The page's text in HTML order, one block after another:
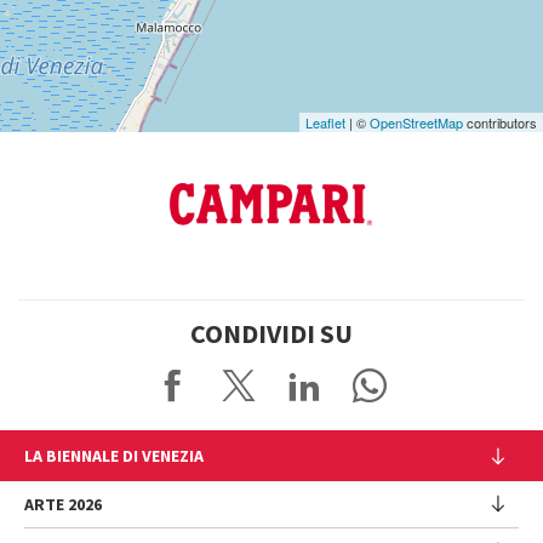
Leaflet | ©OpenStreetMapcontributors
CONDIVIDI SU
LA BIENNALE DI VENEZIA
L'Istituzione
Cariche istituzionali
ARTE 2026